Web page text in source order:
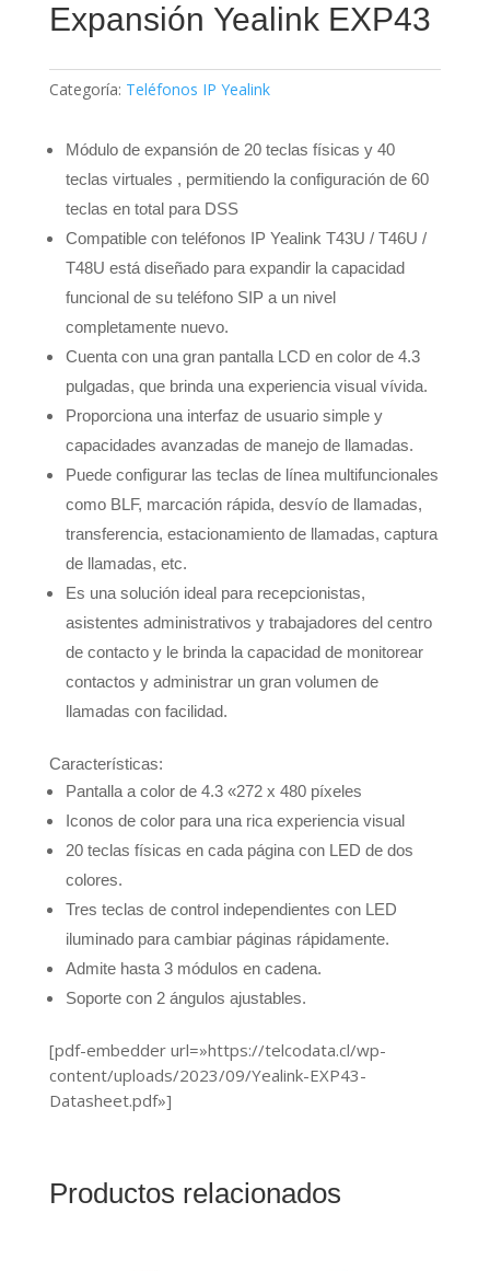
Expansión Yealink EXP43
Categoría: Teléfonos IP Yealink
Módulo de expansión de 20 teclas físicas y 40
teclas virtuales , permitiendo la configuración de 60
teclas en total para DSS
Compatible con teléfonos IP Yealink T43U / T46U /
T48U está diseñado para expandir la capacidad
funcional de su teléfono SIP a un nivel
completamente nuevo.
Cuenta con una gran pantalla LCD en color de 4.3
pulgadas, que brinda una experiencia visual vívida.
Proporciona una interfaz de usuario simple y
capacidades avanzadas de manejo de llamadas.
Puede configurar las teclas de línea multifuncionales
como BLF, marcación rápida, desvío de llamadas,
transferencia, estacionamiento de llamadas, captura
de llamadas, etc.
Es una solución ideal para recepcionistas,
asistentes administrativos y trabajadores del centro
de contacto y le brinda la capacidad de monitorear
contactos y administrar un gran volumen de
llamadas con facilidad.
Características:
Pantalla a color de 4.3 «272 x 480 píxeles
Iconos de color para una rica experiencia visual
20 teclas físicas en cada página con LED de dos
colores.
Tres teclas de control independientes con LED
iluminado para cambiar páginas rápidamente.
Admite hasta 3 módulos en cadena.
Soporte con 2 ángulos ajustables.
[pdf-embedder url=»https://telcodata.cl/wp-
content/uploads/2023/09/Yealink-EXP43-
Datasheet.pdf»]
Productos relacionados